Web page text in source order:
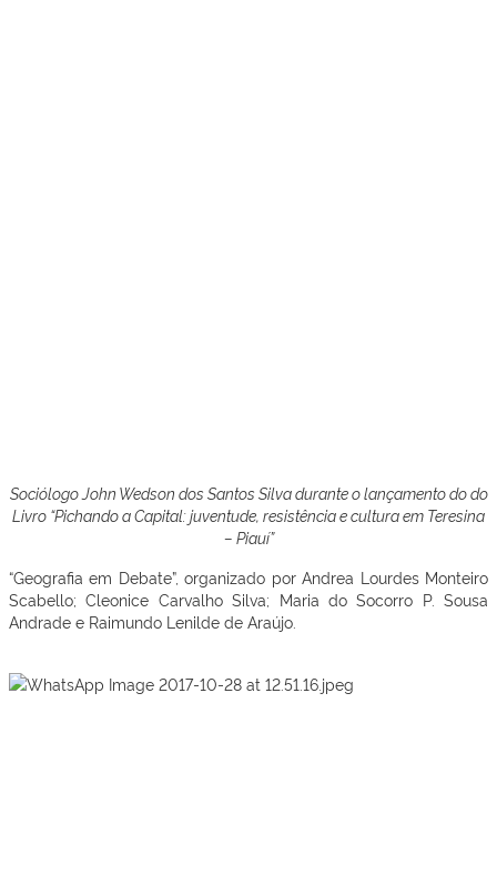
Sociólogo John Wedson dos Santos Silva durante o lançamento dodo
Livro “Pichando a Capital: juventude, resistência e cultura em Teresina
– Piauí”
“Geografia em Debate”, organizado por Andrea Lourdes Monteiro
Scabello; Cleonice Carvalho Silva; Maria do Socorro P. Sousa
Andrade e Raimundo Lenilde de Araújo.